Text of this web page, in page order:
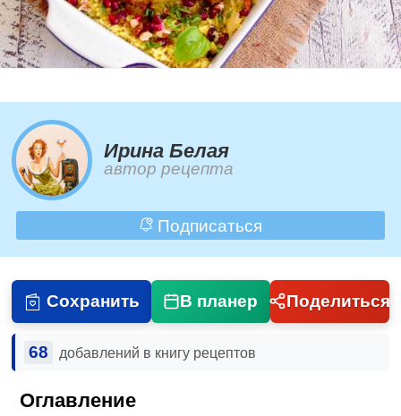
Ирина Белая
автор рецепта
Подписаться
Сохранить В планер Поделиться
68 добавлений в книгу рецептов
Оглавление